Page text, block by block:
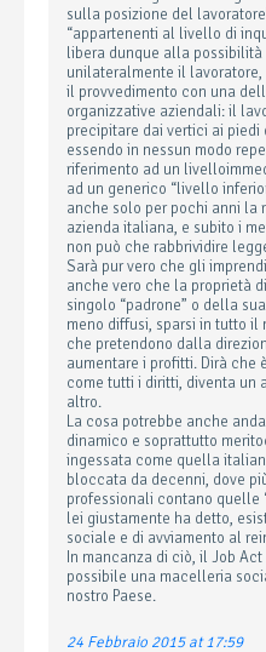
sulla posizione del
“appartenenti al livello di
libera dunque alla possibilità
unilateralmente il lavoratore,
il provvedimento con una
organizzative aziendali: il
precipitare dai vertici ai
essendo in nessun modo
riferimento ad un
ad un generico “livello
anche solo per pochi anni la
azienda italiana, e subito i
non può che rabbrividire
Sarà pur vero che gli
anche vero che la proprietà
singolo “padrone” o della
meno diffusi, sparsi in tutto il
che pretendono dalla
aumentare i profitti. Dirà che
come tutti i diritti, diventa un
altro.
La cosa potrebbe anche
dinamico e soprattutto
ingessata come quella
bloccata da decenni, dove
professionali contano quelle
lei giustamente ha detto,
sociale e di avviamento al
In mancanza di ciò, il Job
possibile una macelleria
nostro Paese.
24 Febbraio 2015 at 17:59